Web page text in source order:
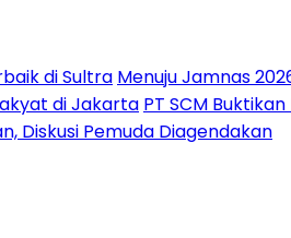
di Sultra Menuju Jamnas
di Jakarta PT SCM
Diskusi Pemuda Diagendakan